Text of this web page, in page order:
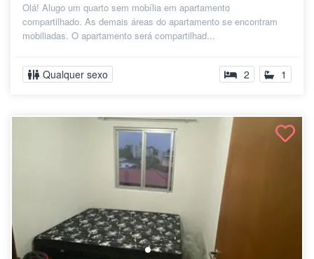
Olá! Alugo um quarto sem mobília em apartamento
compartilhado. As demais áreas do apartamento se encontram
mobiliadas. O apartamento será compartilhad...
Qualquer sexo 2 1